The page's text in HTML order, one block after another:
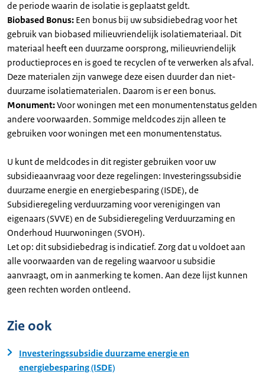
de periode waarin de isolatie is geplaatst geldt.
Biobased Bonus: Een bonus bij uw subsidiebedrag voor het
gebruik van biobased milieuvriendelijk isolatiemateriaal. Dit
materiaal heeft een duurzame oorsprong, milieuvriendelijk
productieproces en is goed te recyclen of te verwerken als afval.
Deze materialen zijn vanwege deze eisen duurder dan niet-
duurzame isolatiematerialen. Daarom is er een bonus.
Monument:Voor woningen met een monumentenstatus gelden
andere voorwaarden. Sommige meldcodes zijn alleen te
gebruiken voor woningen met een monumentenstatus.
U kunt de meldcodes in dit register gebruiken voor uw
subsidieaanvraag voor deze regelingen: Investeringssubsidie
duurzame energie en energiebesparing (ISDE), de
Subsidieregeling verduurzaming voor verenigingen van
eigenaars (SVVE) en de Subsidieregeling Verduurzaming en
Onderhoud Huurwoningen (SVOH).
Let op: dit subsidiebedrag is indicatief. Zorg dat u voldoet aan
alle voorwaarden van de regeling waarvoor u subsidie
aanvraagt, om in aanmerking te komen. Aan deze lijst kunnen
geen rechten worden ontleend.
Zie ook
Investeringssubsidie duurzame energie en
energiebesparing (ISDE)